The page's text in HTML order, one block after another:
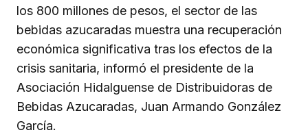
los 800 millones de pesos, el sector de las
bebidas azucaradas muestra una recuperación
económica significativa tras los efectos de la
crisis sanitaria, informó el presidente de la
Asociación Hidalguense de Distribuidoras de
Bebidas Azucaradas, Juan Armando González
García.